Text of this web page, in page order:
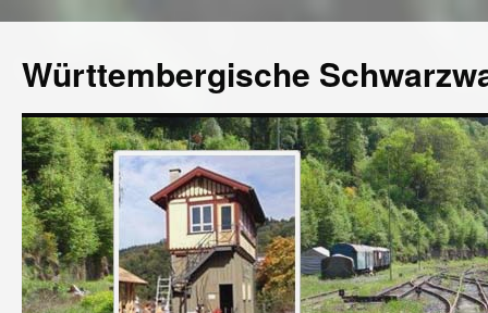
Württembergische